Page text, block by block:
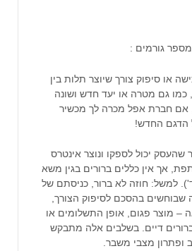
גורמים :
או סיפוק צורך שיוצר תלות בין
גם מטרה או יעד חדש ושונה
אם חברת אפל מכרה לך מכשיר
הדגם החדש!
שהעסק יכול לספקו ונוצר אינטרס
אך אין כללים ברורים בגין משא
למשל: חוזה לא ברור, כניסתם של
שבוחשים בהסכם לסיפוק הצורך,
– מוצר פגום, אופן התשלומים או
דיים. בשלבים אלה מתבקש
ופתרון מצבי משבר.